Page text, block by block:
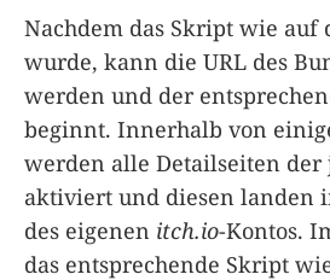
Nachdem das Skript wie
wurde, kann die URL des
werden und der
beginnt. Innerhalb von
werden alle Detailseiten
aktiviert und diesen landen
des eigenen itch.io-Kontos.
das entsprechende Skript